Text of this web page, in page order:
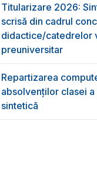
Titularizare 2026:
scrisă din cadrul
didactice/catedrelor
preuniversitar
Repartizarea
absolvenţilor clasei
sintetică